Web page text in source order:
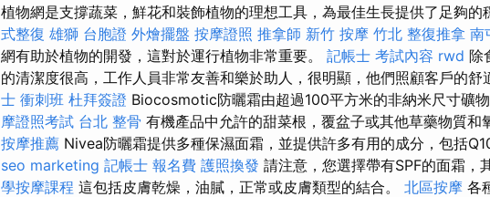
植物網是支撐蔬菜，鮮花和裝飾植物的理想工具，為最佳生長提供了足夠的
式整復 雄獅 台胞證 外燴擺盤 按摩證照 推拿師 新竹 按摩 竹北 整復推拿 南
網有助於植物的開發，這對於運行植物非常重要。 記帳士 考試內容 rwd 除
的清潔度很高，工作人員非常友善和樂於助人，很明顯，他們照顧客戶的舒
士 衝刺班 杜拜簽證 Biocosmotic防曬霜由超過100平方米的非納米尺寸礦物
摩證照考試 台北 整骨 有機產品中允許的甜菜根，覆盆子或其他草藥物質和
按摩推薦 Nivea防曬霜提供多種保濕面霜，並提供許多有用的成分，包括
seo marketing 記帳士 報名費 護照換發 請注意，您選擇帶有SPF的面霜，
學按摩課程 這包括皮膚乾燥，油膩，正常或皮膚類型的結合。 北區按摩 各